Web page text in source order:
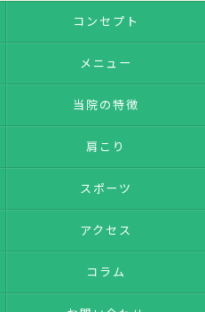
コンセプト
メニュー
当院の特徴
肩こり
スポーツ
アクセス
コラム